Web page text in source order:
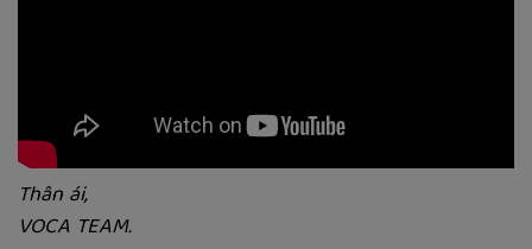
Thân ái,
VOCA TEAM.